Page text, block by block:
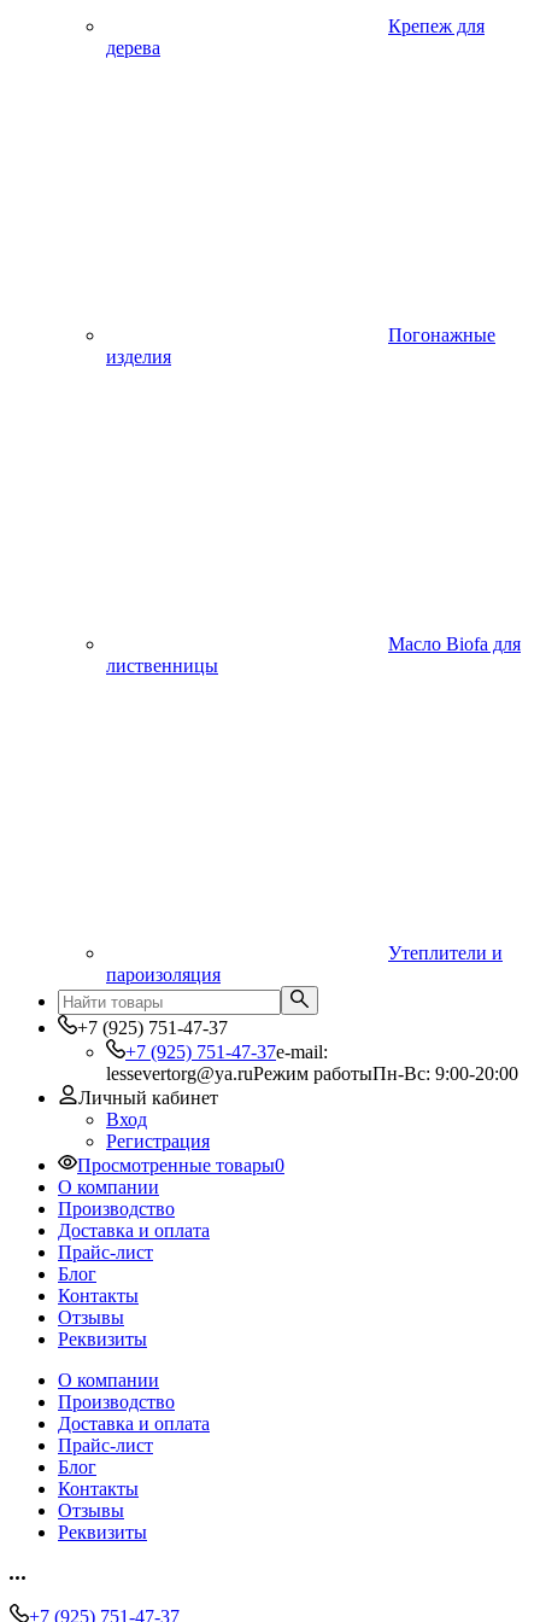
Крепеж для
дерева
Погонажные
изделия
Масло Biofa для
лиственницы
Утеплители и
пароизоляция
+7 (925) 751-47-37
+7 (925) 751-47-37e-mail:
lessevertorg@ya.ruРежим работыПн-Вс: 9:00-20:00
Личный кабинет
Вход
Регистрация
Просмотренные товары0
О компании
Производство
Доставка и оплата
Прайс-лист
Блог
Контакты
Отзывы
Реквизиты
О компании
Производство
Доставка и оплата
Прайс-лист
Блог
Контакты
Отзывы
Реквизиты
+7 (925) 751-47-37